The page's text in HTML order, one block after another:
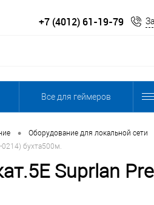
+7 (4012) 61-19-79
Все для геймеров
•
Оборудование для локальной сети
0214) бухта500м.
Suprlan